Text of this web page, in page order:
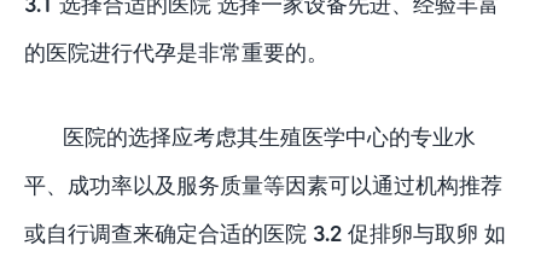
的医院进行代孕是非常重要的。
医院的选择应考虑其生殖医学中心的专业水
平、成功率以及服务质量等因素可以通过机构推荐
或自行调查来确定合适的医院 3.2 促排卵与取卵 如